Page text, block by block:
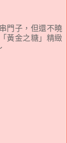
門子，但還不曉
黃金之糖」精緻